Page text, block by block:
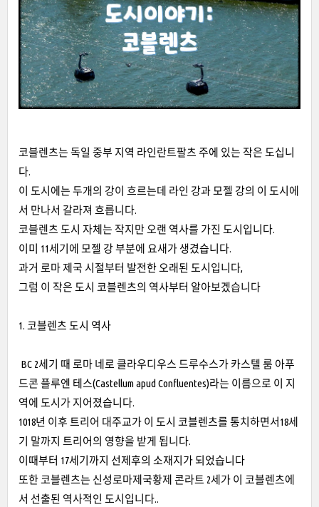
코블렌츠는 독일 중부 지역 라인란트팔츠 주에 있는 작은 도십니
다.
이 도시에는 두개의 강이 흐르는데 라인 강과 모젤 강의 이 도시에
서 만나서 갈라져 흐릅니다.
코블렌츠 도시 자체는 작지만 오랜 역사를 가진 도시입니다.
이미 11세기에 모젤 강 부분에 요새가 생겼습니다.
과거 로마 제국 시절부터 발전한 오래된 도시입니다,
그럼 이 작은 도시 코블렌츠의 역사부터 알아보겠습니다
1. 코블렌츠 도시 역사
BC 2세기 때 로마 네로 클라우디우스 드루수스가 카스텔 룸 아푸
드콘 플루엔 테스(Castellum apud Confluentes)라는 이름으로 이 지
역에 도시가 지어졌습니다.
1018년 이후 트리어 대주교가 이 도시 코블렌츠를 통치하면서18세
기 말까지 트리어의 영향을 받게 됩니다.
이때부터 17세기까지 선제후의 소재지가 되었습니다
또한 코블렌츠는 신성로마제국황제 콘라트 2세가 이 코블렌츠에
서 선출된 역사적인 도시입니다..